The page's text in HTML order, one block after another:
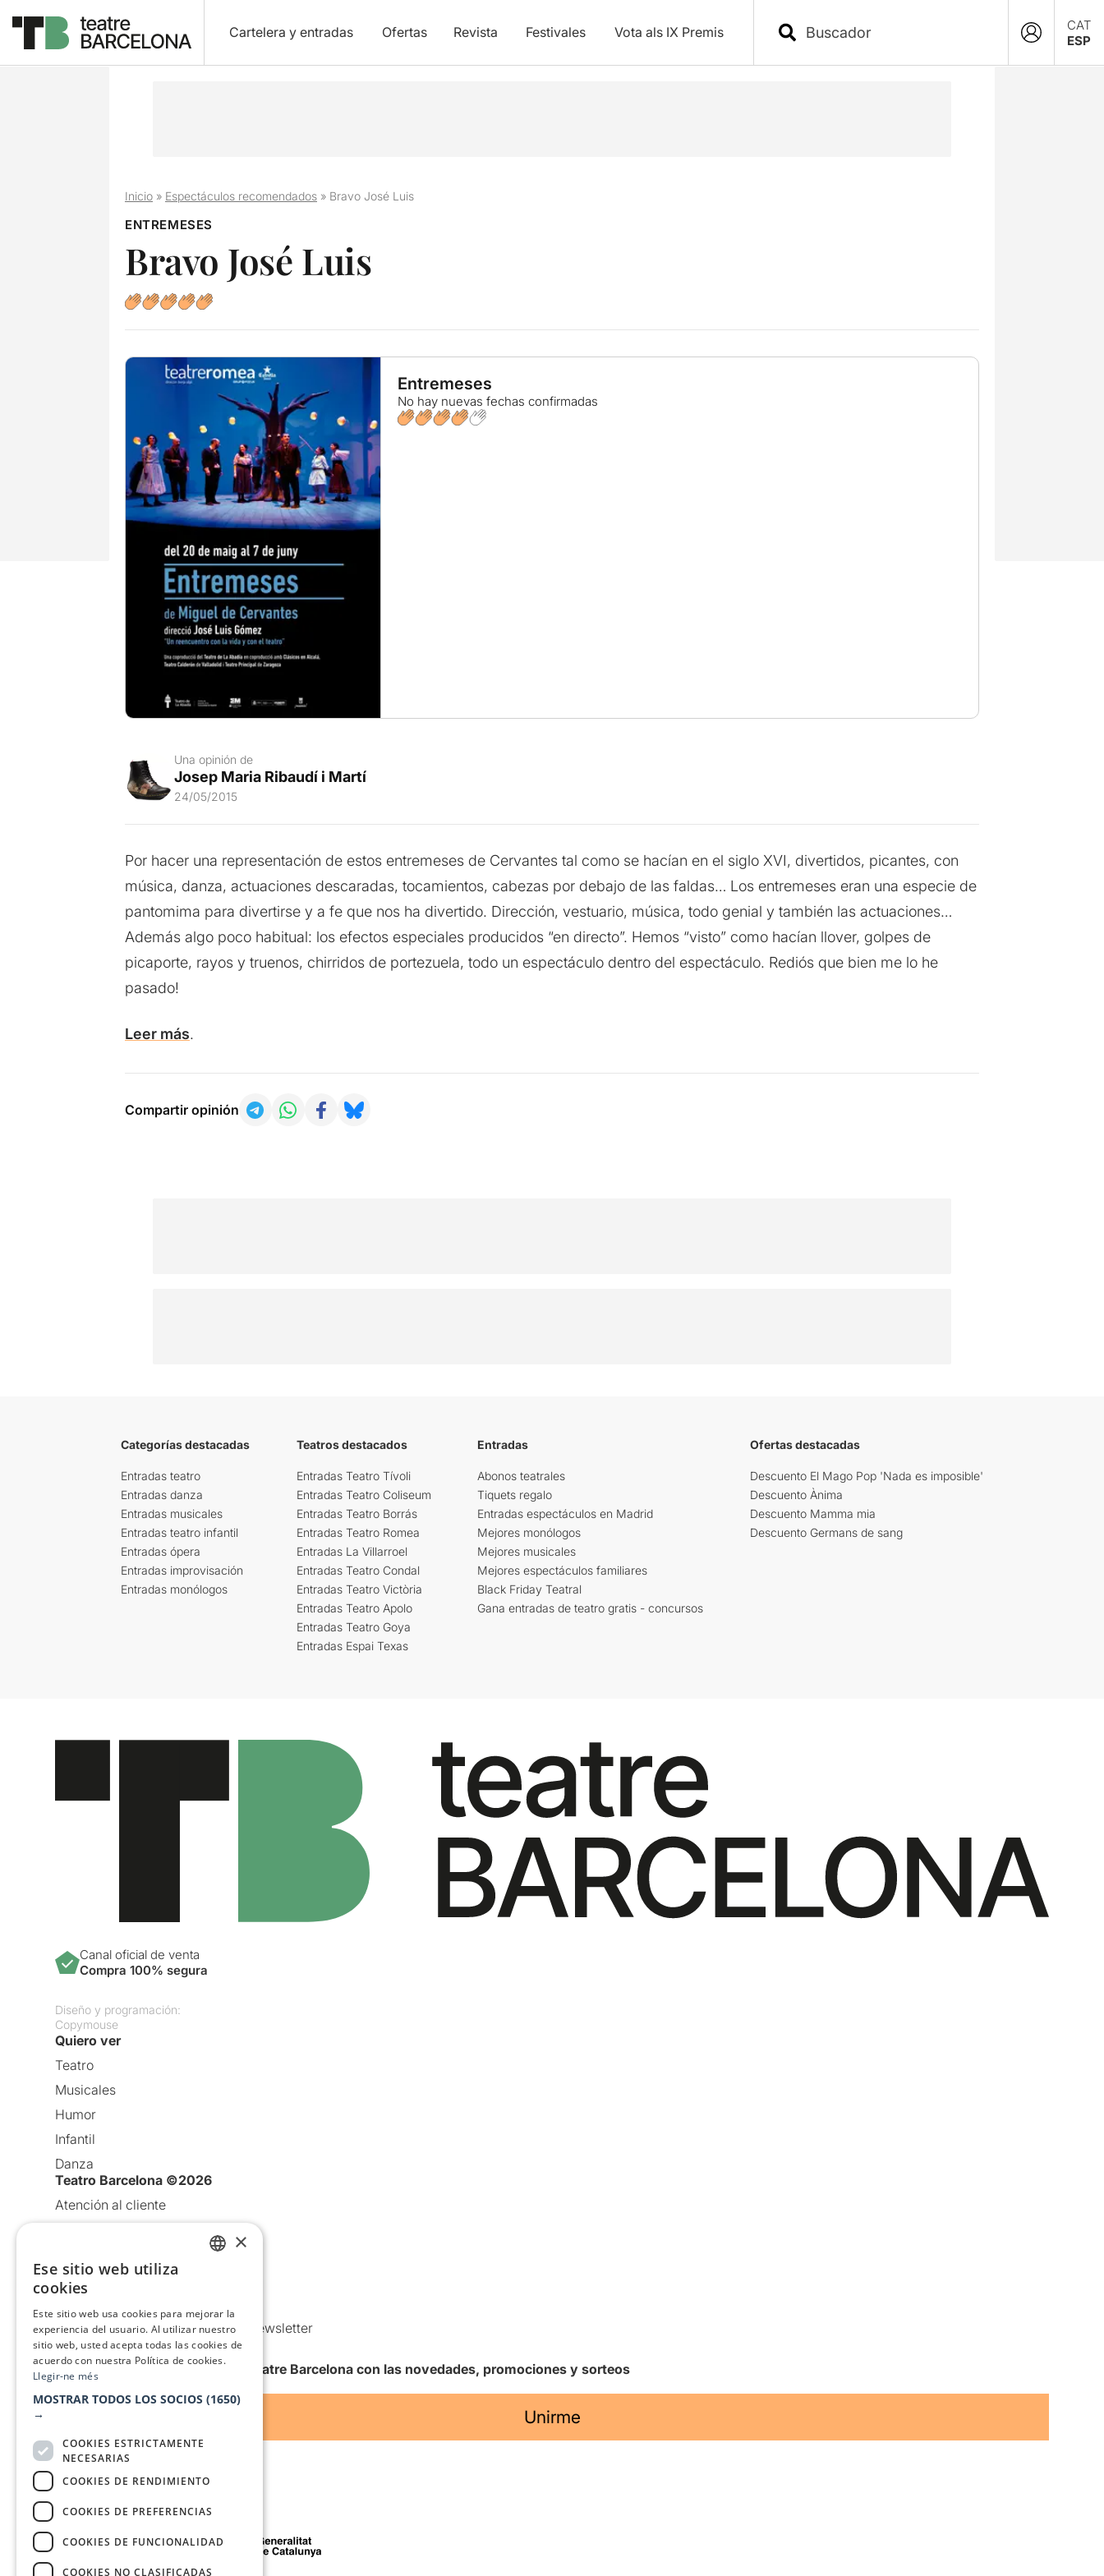
Cartelera y entradas Ofertas Revista Festivales Vota als IX Premis
CAT
ESP
Inicio» Espectáculos recomendados» Bravo José Luis
ENTREMESES
Bravo José Luis
Entremeses
No hay nuevas fechas confirmadas
Una opinión de
Josep Maria Ribaudí i Martí
24/05/2015
Por hacer una representación de estos entremeses de Cervantes tal como se hacían en el siglo XVI, divertidos, picantes, con
música, danza, actuaciones descaradas, tocamientos, cabezas por debajo de las faldas… Los entremeses eran una especie de
pantomima para divertirse y a fe que nos ha divertido. Dirección, vestuario, música, todo genial y también las actuaciones…
Además algo poco habitual: los efectos especiales producidos “en directo”. Hemos “visto” como hacían llover, golpes de
picaporte, rayos y truenos, chirridos de portezuela, todo un espectáculo dentro del espectáculo. Rediós que bien me lo he
pasado!
Leer más.
Compartir opinión
Categorías destacadas
Entradas teatro
Entradas danza
Entradas musicales
Entradas teatro infantil
Entradas ópera
Entradas improvisación
Entradas monólogos
Teatros destacados
Entradas Teatro Tívoli
Entradas Teatro Coliseum
Entradas Teatro Borrás
Entradas Teatro Romea
Entradas La Villarroel
Entradas Teatro Condal
Entradas Teatro Victòria
Entradas Teatro Apolo
Entradas Teatro Goya
Entradas Espai Texas
Entradas
Abonos teatrales
Tiquets regalo
Entradas espectáculos en Madrid
Mejores monólogos
Mejores musicales
Mejores espectáculos familiares
Black Friday Teatral
Gana entradas de teatro gratis - concursos
Ofertas destacadas
Descuento El Mago Pop 'Nada es imposible'
Descuento Ànima
Descuento Mamma mia
Descuento Germans de sang
Canal oficial de venta
Compra 100% segura
Diseño y programación:
Copymouse
Quiero ver
Teatro
Musicales
Humor
Infantil
Danza
Teatro Barcelona ©2026
Atención al cliente
Política de Cookies
Comunicaciones comerciales y Newsletter
Anuncia’t
Quiero recibir la newsletter de Teatre Barcelona con las novedades, promociones y sorteos
Unirme
Con el apoyo de
×
Ese sitio web utiliza
cookies
Este sitio web usa cookies para mejorar la
experiencia del usuario. Al utilizar nuestro
sitio web, usted acepta todas las cookies de
acuerdo con nuestra Política de cookies.
Llegir-ne més
MOSTRAR TODOS LOS SOCIOS (1650)
→
COOKIES ESTRICTAMENTE
NECESARIAS
COOKIES DE RENDIMIENTO
COOKIES DE PREFERENCIAS
COOKIES DE FUNCIONALIDAD
COOKIES NO CLASIFICADAS